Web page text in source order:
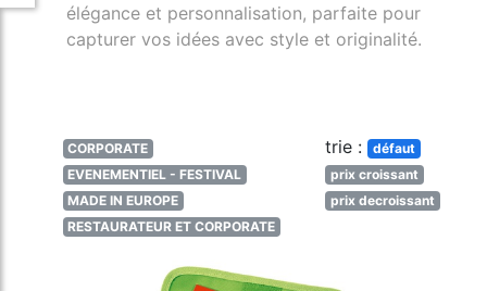
élégance et personnalisation, parfaite pour
capturer vos idées avec style et originalité.
CORPORATE
EVENEMENTIEL - FESTIVAL
MADE IN EUROPE
RESTAURATEUR ET CORPORATE
trie : défaut
prix croissant
prix decroissant